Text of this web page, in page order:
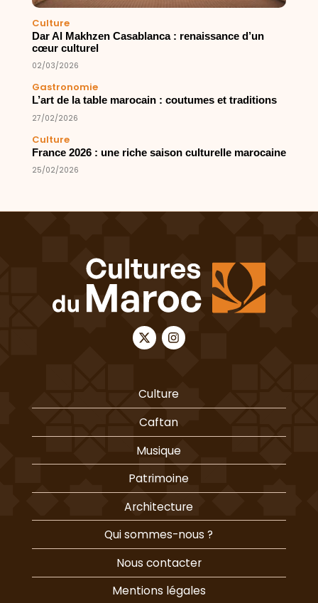
Culture
Dar Al Makhzen Casablanca : renaissance d’un
cœur culturel
02/03/2026
Gastronomie
L’art de la table marocain : coutumes et traditions
27/02/2026
Culture
France 2026 : une riche saison culturelle marocaine
25/02/2026
Culture
Caftan
Musique
Patrimoine
Architecture
Qui sommes-nous ?
Nous contacter
Mentions légales